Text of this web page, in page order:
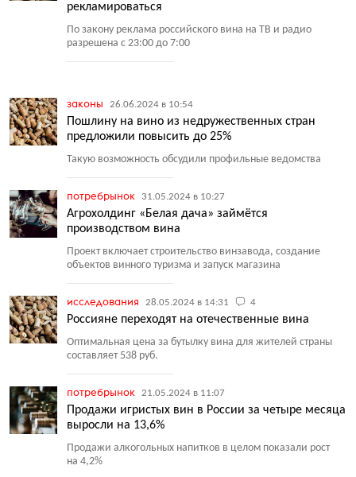
рекламироваться
По закону реклама российского вина на ТВ и радио
разрешена с 23:00 до 7:00
законы 26.06.2024 в 10:54
Пошлину на вино из недружественных стран
предложили повысить до 25%
Такую возможность обсудили профильные ведомства
потребрынок 31.05.2024 в 10:27
Агрохолдинг «Белая дача» займётся
производством вина
Проект включает строительство винзавода, создание
объектов винного туризма и запуск магазина
исследования 28.05.2024 в 14:31 4
Россияне переходят на отечественные вина
Оптимальная цена за бутылку вина для жителей страны
составляет 538 руб.
потребрынок 21.05.2024 в 11:07
Продажи игристых вин в России за четыре месяца
выросли на 13,6%
Продажи алкогольных напитков в целом показали рост
на 4,2%